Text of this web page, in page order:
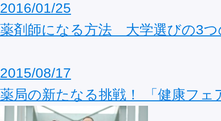
2016/01/25
薬剤師になる方法 大学選びの3つ
2015/08/17
薬局の新たなる挑戦！ 「健康フェ